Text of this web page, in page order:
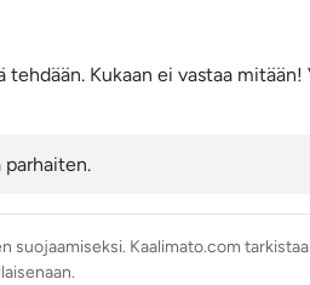
Kukaan ei vastaa
parhaiten.
Kaalimato.com